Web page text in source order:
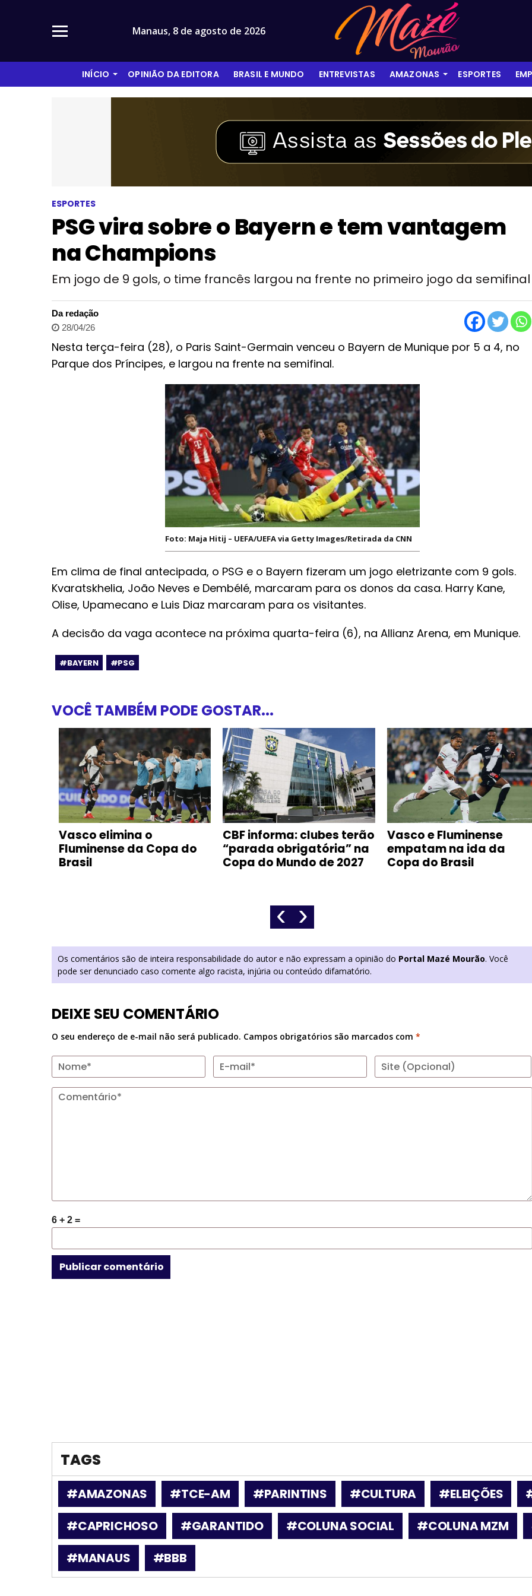
Manaus, 8 de agosto de 2026
INÍCIO OPINIÃO DA EDITORA BRASIL E MUNDO ENTREVISTAS AMAZONAS ESPORTES
ESPORTES
PSG vira sobre o Bayern e tem vantagem
na Champions
Em jogo de 9 gols, o time francês largou na frente no primeiro jogo da semifinal
Da redação
28/04/26
Nesta terça-feira (28), o Paris Saint-Germain venceu o Bayern de Munique por 5 a 4, no
Parque dos Príncipes, e largou na frente na semifinal.
Foto: Maja Hitij – UEFA/UEFA via Getty Images/Retirada da CNN
Em clima de final antecipada, o PSG e o Bayern fizeram um jogo eletrizante com 9 gols.
Kvaratskhelia, João Neves e Dembélé, marcaram para os donos da casa. Harry Kane,
Olise, Upamecano e Luis Diaz marcaram para os visitantes.
A decisão da vaga acontece na próxima quarta-feira (6), na Allianz Arena, em Munique.
#BAYERN #PSG
VOCÊ TAMBÉM PODE GOSTAR...
Vasco elimina o
Fluminense da Copa do
Brasil
CBF informa: clubes terão
“parada obrigatória” na
Copa do Mundo de 2027
Vasco e Fluminense
empatam na ida da
Copa do Brasil
‹ ›
Os comentários são de inteira responsabilidade do autor e não expressam a opinião do Portal Mazé Mourão. Você
pode ser denunciado caso comente algo racista, injúria ou conteúdo difamatório.
DEIXE SEU COMENTÁRIO
O seu endereço de e-mail não será publicado. Campos obrigatórios são marcados com *
6 + 2 =
TAGS
#AMAZONAS #TCE-AM #PARINTINS #CULTURA #ELEIÇÕES
#CAPRICHOSO
#GARANTIDO #COLUNA SOCIAL #COLUNA MZM
#MANAUS
#BBB